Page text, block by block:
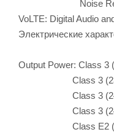
Noise
VoLTE: Digital Audio
Электрические
Output Power: Class 3
Class 3
Class 3 (24dBm
Class 3 (24dBm
Class E2